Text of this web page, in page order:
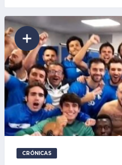
CRÓNICAS